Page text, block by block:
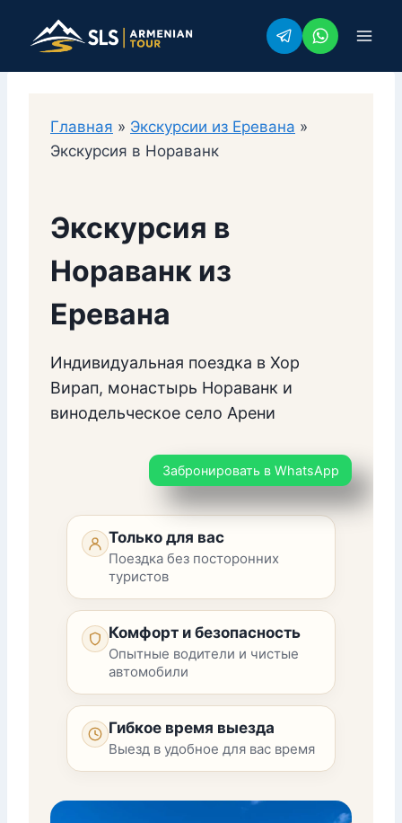
Главная » Экскурсии из Еревана »
Экскурсия в Нораванк
Экскурсия в
Нораванк из
Еревана
Индивидуальная поездка в Хор
Вирап, монастырь Нораванк и
винодельческое село Арени
Забронировать в WhatsApp
Только для вас
Поездка без посторонних
туристов
Комфорт и безопасность
Опытные водители и чистые
автомобили
Гибкое время выезда
Выезд в удобное для вас время